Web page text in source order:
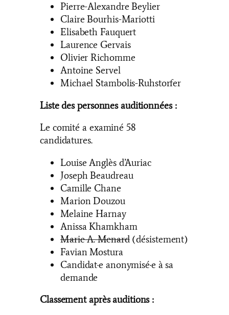
Pierre-Alexandre Beylier
Claire Bourhis-Mariotti
Elisabeth Fauquert
Laurence Gervais
Olivier Richomme
Antoine Servel
Michael Stambolis-Ruhstorfer
Liste des personnes auditionnées :
Le comité a examiné 58
candidatures.
Louise Anglès d’Auriac
Joseph Beaudreau
Camille Chane
Marion Douzou
Melaine Harnay
Anissa Khamkham
Marie A. Menard(désistement)
Favian Mostura
Candidat·e anonymisé·e à sa
demande
Classement après auditions :